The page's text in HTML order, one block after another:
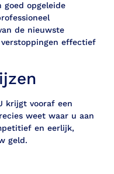
goed opgeleide
de nieuwste
effectief
krijgt vooraf een
weet waar u aan
en eerlijk,
geld.